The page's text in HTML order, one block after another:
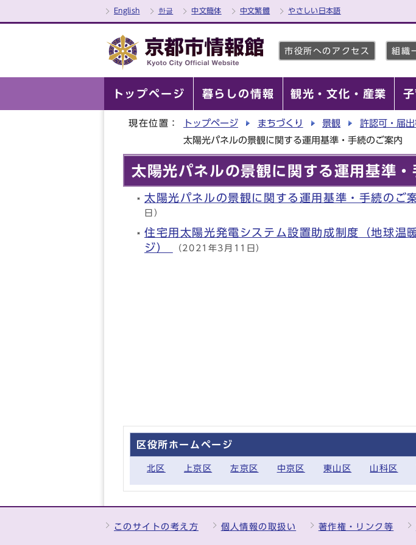
English 한글 中文簡体 中文繁體 やさしい日本語
市役所へのアクセス 組織
トップページ 暮らしの情報 観光・文化・産業
現在位置： トップページ まちづくり 景観
許認可・届
太陽光パネルの景観に関する運用基準・手続のご案内
太陽光パネルの景観に関する運用基準・
太陽光パネルの景観に関する運用基準・手続のご
日）
住宅用太陽光発電システム設置助成制度（地球温
ジ） （2021年3月11日）
区役所ホームページ
北区 上京区 左京区 中京区 東山区 山科区
このサイトの考え方 個人情報の取扱い 著作権・リンク等